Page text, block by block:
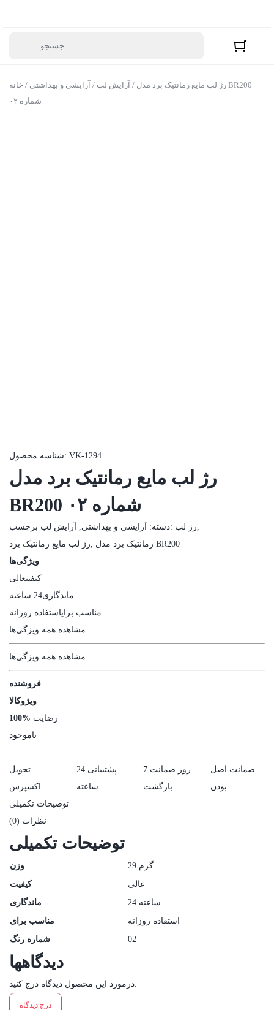
خانه / آرایشی و بهداشتی / آرایش لب / رژ لب مایع رمانتیک برد مدل BR200
شماره ۰۲
شناسه محصول: VK-1294
رژ لب مایع رمانتیک برد مدل
BR200 شماره ۰۲
دسته: آرایشی و بهداشتی, آرایش لب برچسب: رژ لب,
رژ لب مایع رمانتیک برد,
رمانتیک برد مدل BR200
ویژگی‌ها
کیفیتعالی
ماندگاری24 ساعته
مناسب برایاستفاده روزانه
مشاهده همه ویژگی‌ها
مشاهده همه ویژگی‌ها
فروشنده
ویژوکالا
100% رضایت
ناموجود
تحویل
اکسپرس
پشتیبانی 24
ساعته
7 روز ضمانت
بازگشت
ضمانت اصل
بودن
توضیحات تکمیلی
نظرات (0)
توضیحات تکمیلی
وزن
29 گرم
کیفیت
عالی
ماندگاری
24 ساعته
مناسب برای
استفاده روزانه
شماره رنگ
02
دیدگاهها
درمورد این محصول دیدگاه درج کنید.
درج دیدگاه